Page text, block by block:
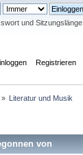
und Sitzungslänge
Registrieren
Literatur und Musik
von